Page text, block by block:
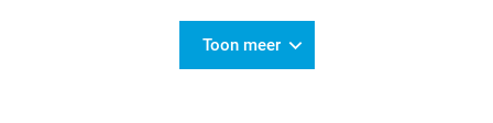
Toon meer